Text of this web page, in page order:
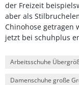
der Freizeit
aber als
Chinohose getragen
jetzt bei schuhplus
Arbeitsschuhe
Damenschuhe große